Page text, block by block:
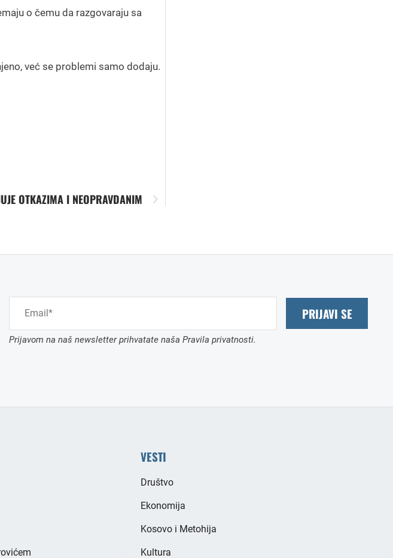
o čemu da razgovaraju sa
već se problemi samo dodaju.
OTKAZIMA I NEOPRAVDANIM
PRIJAVI SE
Prijavom na naš newsletter prihvatate naša Pravila privatnosti.
VESTI
Društvo
Ekonomija
Kosovo i Metohija
Kultura